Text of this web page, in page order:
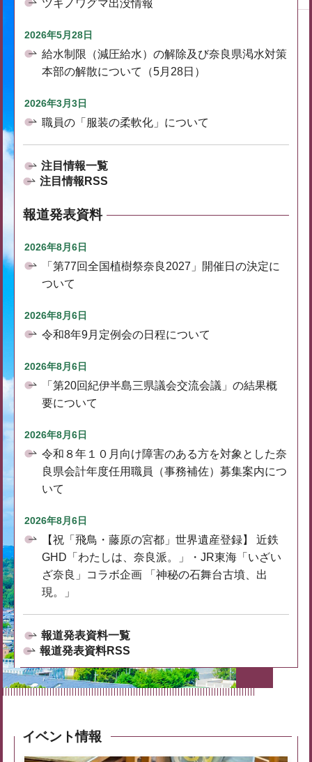
ツキノワグマ出没情報
2026年5月28日
給水制限（減圧給水）の解除及び奈良県渇水対策
本部の解散について（5月28日）
2026年3月3日
職員の「服装の柔軟化」について
注目情報一覧
注目情報RSS
報道発表資料
2026年8月6日
「第77回全国植樹祭奈良2027」開催日の決定に
ついて
2026年8月6日
令和8年9月定例会の日程について
2026年8月6日
「第20回紀伊半島三県議会交流会議」の結果概
要について
2026年8月6日
令和８年１０月向け障害のある方を対象とした奈
良県会計年度任用職員（事務補佐）募集案内につ
いて
2026年8月6日
【祝「飛鳥・藤原の宮都」世界遺産登録】 近鉄
GHD「わたしは、奈良派。」・JR東海「いざい
ざ奈良」コラボ企画 「神秘の石舞台古墳、出
現。」
報道発表資料一覧
報道発表資料RSS
イベント情報